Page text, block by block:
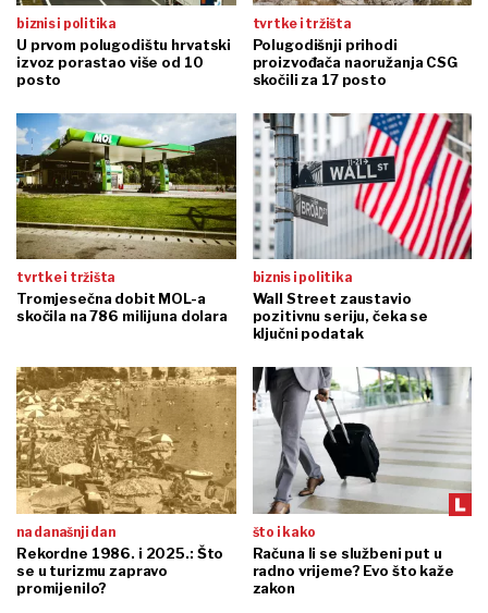
biznis i politika
U prvom polugodištu hrvatski
izvoz porastao više od 10
posto
tvrtke i tržišta
Polugodišnji prihodi
proizvođača naoružanja CSG
skočili za 17 posto
tvrtke i tržišta
Tromjesečna dobit MOL-a
skočila na 786 milijuna dolara
biznis i politika
Wall Street zaustavio
pozitivnu seriju, čeka se
ključni podatak
na današnji dan
Rekordne 1986. i 2025.: Što
se u turizmu zapravo
promijenilo?
što i kako
Računa li se službeni put u
radno vrijeme? Evo što kaže
zakon